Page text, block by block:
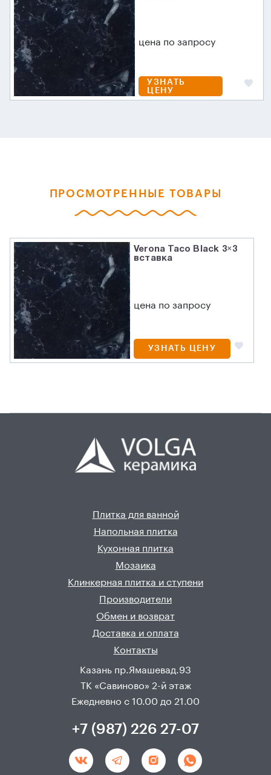
цена по запросу
УЗНАТЬ
ЦЕНУ
ПРОСМОТРЕННЫЕ ТОВАРЫ
Verona Taco Black 3×3
вставка
цена по запросу
УЗНАТЬ ЦЕНУ
Плитка для ванной
Напольная плитка
Кухонная плитка
Мозаика
Клинкерная плитка и ступени
Производители
Обмен и возврат
Доставка и оплата
Контакты
Казань пр.Ямашевад.93
ТК «Савиново» 2-й этаж
Ежедневно с 10.00 до 21.00
+7 (987) 226 27-07